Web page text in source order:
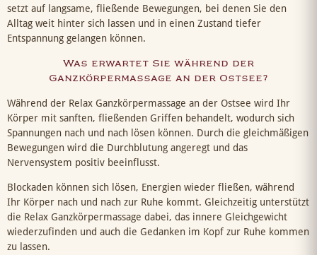
setzt auf langsame, fließende Bewegungen, bei denen Sie den
Alltag weit hinter sich lassen und in einen Zustand tiefer
Entspannung gelangen können.
Was erwartet Sie während der
Ganzkörpermassage an der Ostsee?
Während der Relax Ganzkörpermassage an der Ostsee wird Ihr
Körper mit sanften, fließenden Griffen behandelt, wodurch sich
Spannungen nach und nach lösen können. Durch die gleichmäßigen
Bewegungen wird die Durchblutung angeregt und das
Nervensystem positiv beeinflusst.
Blockaden können sich lösen, Energien wieder fließen, während
Ihr Körper nach und nach zur Ruhe kommt. Gleichzeitig unterstützt
die Relax Ganzkörpermassage dabei, das innere Gleichgewicht
wiederzufinden und auch die Gedanken im Kopf zur Ruhe kommen
zu lassen.